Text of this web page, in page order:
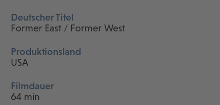
Deutscher Titel
Former East / Former West
Produktionsland
USA
Filmdauer
64 min